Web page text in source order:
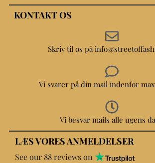
KONTAKT OS
Skriv til os på
Vi svarer på din mail indenfor
Vi besvar mails alle ugens
LÆS VORES ANMELDELSER
See our 88 reviews on